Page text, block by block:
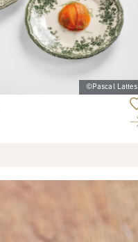
©Pascal Lattes